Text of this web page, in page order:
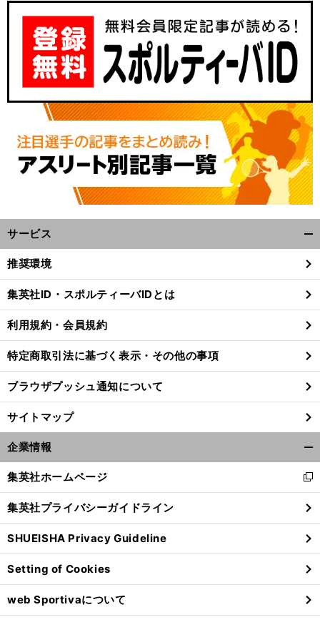
。前」
前
へ
サービス
閉
る
推奨環境
集英社ID・スポルティーバIDとは
利用規約・会員規約
特定商取引法に基づく表示・その他の事項
ブラウザプッシュ通知について
サイトマップ
企業情報
閉
る
集英社ホームページ
新
し
い
ウ
ィ
ン
ド
ウ
で
開
集英社プライバシーガイドライン
SHUEISHA Privacy Guideline
Setting of Cookies
web Sportivaについて